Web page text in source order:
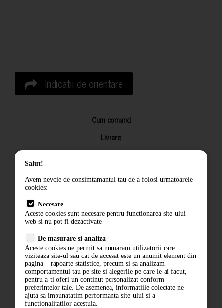
Indicatii de orientare
Cum comand
Livrare
Returnarea produselor
Termeni si conditii
Politica de confidentialitate
ANPC
Salut!
Avem nevoie de consimtamantul tau de a folosi urmatoarele
cookies:
Necesare
Aceste cookies sunt necesare pentru functionarea site-ului
web si nu pot fi dezactivate
De masurare si analiza
Aceste cookies ne permit sa numaram utilizatorii care
viziteaza site-ul sau cat de accesat este un anumit element din
pagina – rapoarte statistice, precum si sa analizam
comportamentul tau pe site si alegerile pe care le-ai facut,
pentru a-ti oferi un continut personalizat conform
preferintelor tale. De asemenea, informatiile colectate ne
ajuta sa imbunatatim performanta site-ului si a
functionalitatilor acestuia.